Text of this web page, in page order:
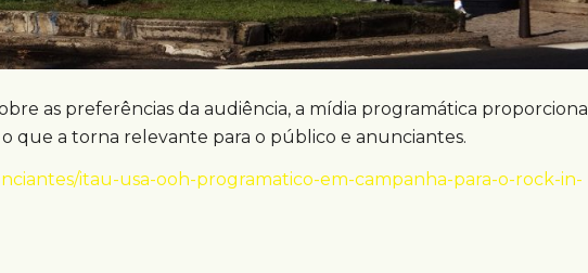
as preferências da audiência, a mídia programática proporciona
que a torna relevante para o público e anunciantes.
itau-usa-ooh-programatico-em-campanha-para-o-rock-in-